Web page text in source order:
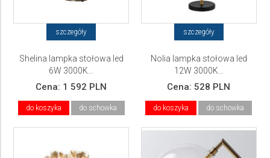
szczegóły
Shelina lampka stołowa led
6W 3000K...
Cena: 1 592 PLN
do koszyka do schowka
szczegóły
Nolia lampka stołowa led
12W 3000K...
Cena: 528 PLN
do koszyka do schowka